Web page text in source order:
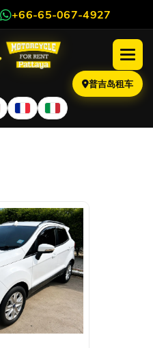
+66-65-067-4927
普吉岛租车